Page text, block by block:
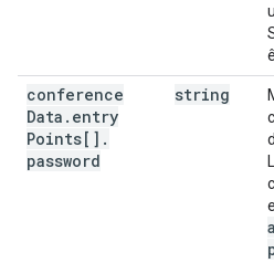
conference
Data . entry
Points[] .
password
string